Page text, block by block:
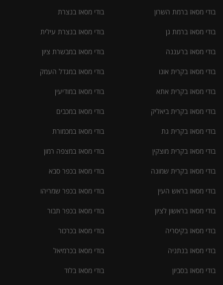
בודי מסאז ברמת השרון
בודי מסאז ברמת גן
בודי מסאז ברעננה
בודי מסאז בקרית אונו
בודי מסאז בקרית אתא
בודי מסאז בקרית ביאליק
בודי מסאז בקרית גת
בודי מסאז בקרית מוצקין
בודי מסאז בקרית שמונה
בודי מסאז בראש העין
בודי מסאז בראשון לציון
בודי מסאז בקיסריה
בודי מסאז בנתניה
בודי מסאז בסביון
בודי מסאז בנצרת
בודי מסאז בנצרת עילית
בודי מסאז במבשרת ציון
בודי מסאז במגדל העמק
בודי מסאז במודיעין
בודי מסאז במכבים
בודי מסאז במכמורת
בודי מסאז במצפה רמון
בודי מסאז בכפר סבא
בודי מסאז בכפר שמריהו
בודי מסאז בכפר תבור
בודי מסאז בכרכור
בודי מסאז בכרמיאל
בודי מסאז בלוד